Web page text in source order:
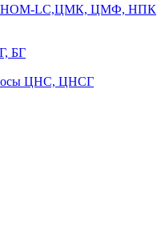
ГНОМ-LC,ЦМК, ЦМФ, НПК
БГ
ЦНС, ЦНСГ